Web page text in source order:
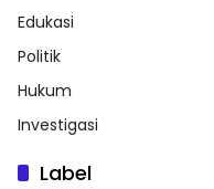
Edukasi
Politik
Hukum
Investigasi
Label